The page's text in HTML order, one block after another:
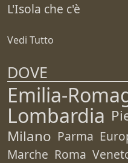
L'Isola che c'è
Vedi Tutto
DOVE
Emilia-
Lombardia
Milano Parma
Marche Roma